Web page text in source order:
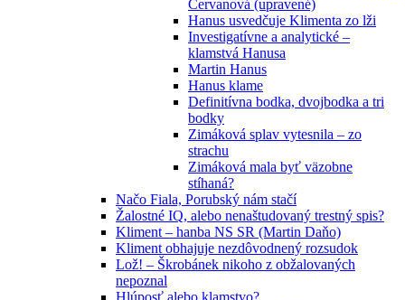
Cervanová (upravené)
Hanus usvedčuje Klimenta zo lži
Investigatívne a analytické –
klamstvá Hanusa
Martin Hanus
Hanus klame
Definitívna bodka, dvojbodka a tri
bodky
Zimáková splav vytesnila – zo
strachu
Zimáková mala byť väzobne
stíhaná?
Načo Fiala, Porubský nám stačí
Žalostné IQ, alebo nenaštudovaný trestný spis?
Kliment – hanba NS SR (Martin Daňo)
Kliment obhajuje nezdôvodnený rozsudok
Lož! – Škrobánek nikoho z obžalovaných
nepoznal
Hlúposť alebo klamstvo?